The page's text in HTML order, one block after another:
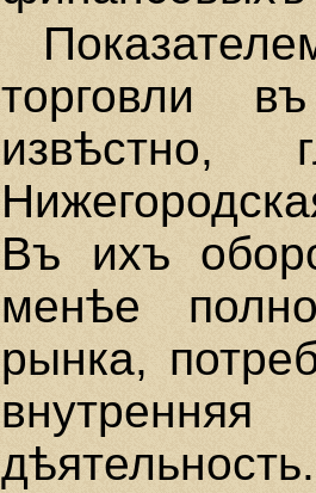
торговли
извѣстно,
Въ ихъ
менѣе
рынка,
дѣятельность.